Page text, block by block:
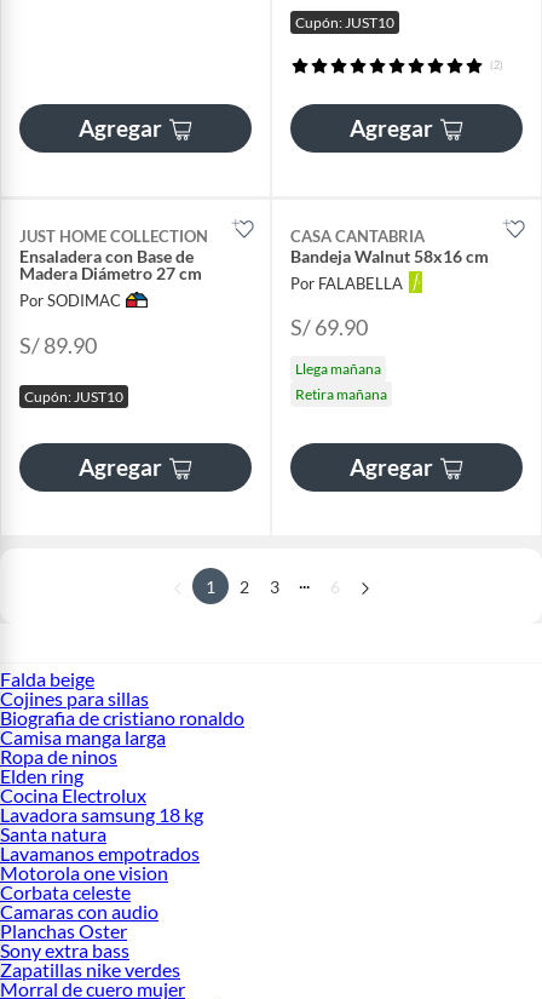
Agregar
Cupón: JUST10
(2)
Agregar
JUST HOME COLLECTION
Ensaladera con Base de
Madera Diámetro 27 cm
Por SODIMAC
S/ 89.90
Cupón: JUST10
Agregar
CASA CANTABRIA
Bandeja Walnut 58x16 cm
Por FALABELLA
S/ 69.90
Llega mañana
Retira mañana
Agregar
1 2 3 6
Falda beige
Cojines para sillas
Biografia de cristiano ronaldo
Camisa manga larga
Ropa de ninos
Elden ring
Cocina Electrolux
Lavadora samsung 18 kg
Santa natura
Lavamanos empotrados
Motorola one vision
Corbata celeste
Camaras con audio
Planchas Oster
Sony extra bass
Zapatillas nike verdes
Morral de cuero mujer